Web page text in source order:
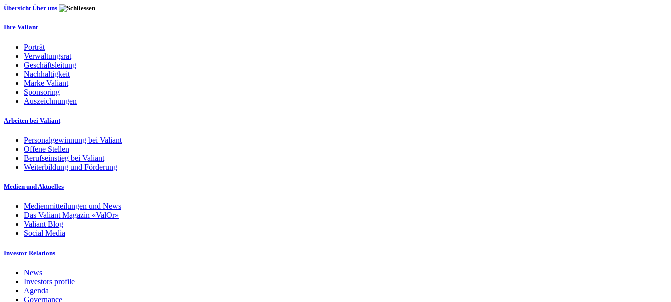
Übersicht Über uns
Ihre Valiant
Porträt
Verwaltungsrat
Geschäftsleitung
Nachhaltigkeit
Marke Valiant
Sponsoring
Auszeichnungen
Arbeiten bei Valiant
Personalgewinnung bei Valiant
Offene Stellen
Berufseinstieg bei Valiant
Weiterbildung und Förderung
Medien und Aktuelles
Medienmitteilungen und News
Das Valiant Magazin «ValOr»
Valiant Blog
Social Media
Investor Relations
News
Investors profile
Agenda
Governance